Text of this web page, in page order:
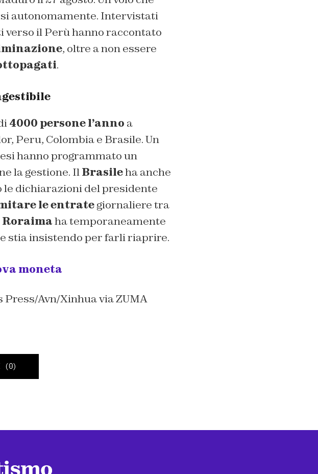
autonomamente. Intervistati
verso il Perù hanno raccontato
, oltre a non essere
.
4000 persone l’anno a
Peru, Colombia e Brasile. Un
hanno programmato un
la gestione. IlBrasileha anche
le dichiarazioni del presidente
le entrategiornaliere tra
Roraimaha temporaneamente
stia insistendo per farli riaprire.
moneta
Avn/Xinhua via ZUMA
(0)